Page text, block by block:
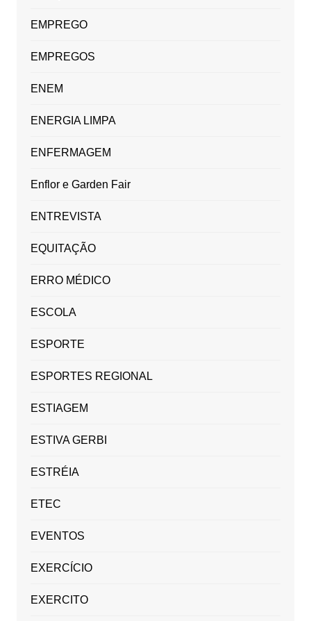
EMPREGO
EMPREGOS
ENEM
ENERGIA LIMPA
ENFERMAGEM
Enflor e Garden Fair
ENTREVISTA
EQUITAÇÃO
ERRO MÉDICO
ESCOLA
ESPORTE
ESPORTES REGIONAL
ESTIAGEM
ESTIVA GERBI
ESTRÉIA
ETEC
EVENTOS
EXERCÍCIO
EXERCITO